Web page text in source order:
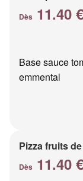
Dès 11.40 €
Base sauce
emmental
Pizza fruits
Dès 11.40 €